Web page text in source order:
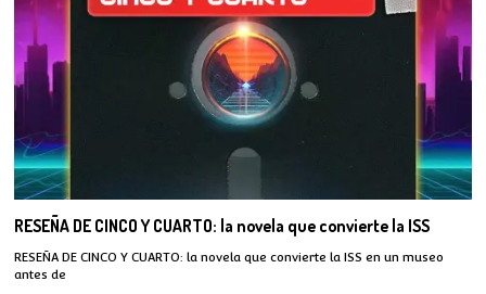
RESEÑA DE CINCO Y CUARTO: la novela que convierte la ISS
RESEÑA DE CINCO Y CUARTO: la novela que convierte la ISS en un museo
antes de